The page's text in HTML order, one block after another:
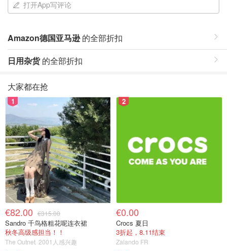
打开App写评论
Amazon德国亚马逊的全部折扣
日用杂货的全部折扣
大家都在抢
1
€82.00 €315.00
Sandro 千鸟格粗花呢连衣裙
秋冬高级感担当！！
The Outnet 2001人感兴趣
2
€0.00
Crocs 夏日
3折起，8.11结束
Zalando FR